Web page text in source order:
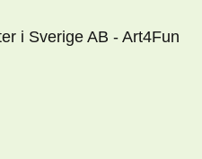
i Sverige AB - Art4Fun